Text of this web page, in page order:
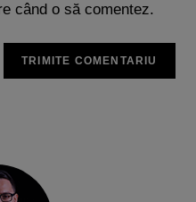
când o să comentez.